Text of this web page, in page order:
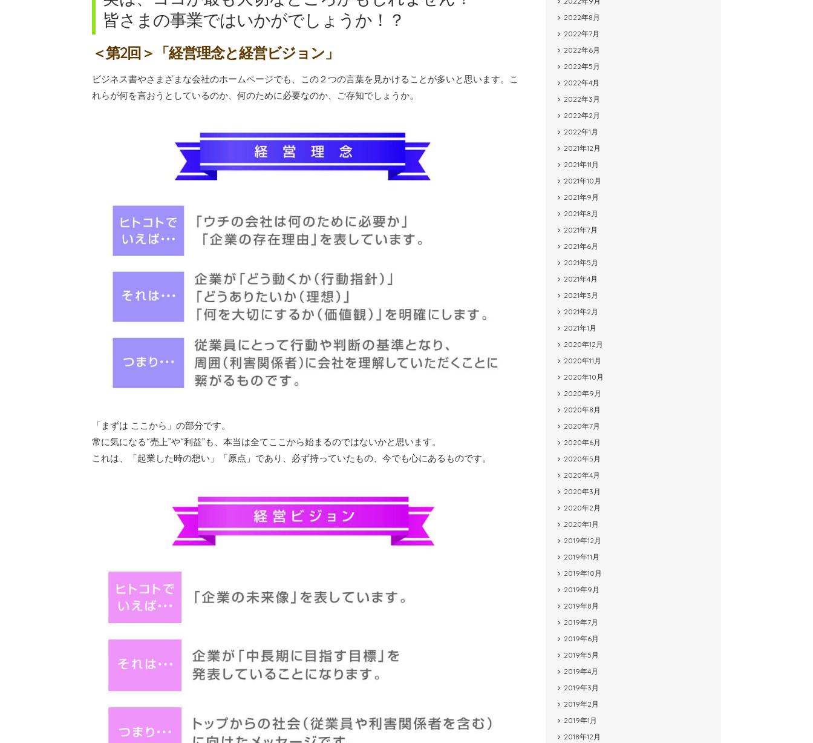
皆さまの事業ではいかがでしょうか！？
＜第2回＞「経営理念と経営ビジョン」
ビジネス書やさまざまな会社のホームページでも、この２つの言葉を見かけることが多いと思います。こ
れらが何を言おうとしているのか、何のために必要なのか、ご存知でしょうか。
「まずは ここから」の部分です。
常に気になる“売上”や“利益”も、本当は全てここから始まるのではないかと思います。
これは、「起業した時の想い」「原点」であり、必ず持っていたもの、今でも心にあるものです。
2022年8月
2022年7月
2022年6月
2022年5月
2022年4月
2022年3月
2022年2月
2022年1月
2021年12月
2021年11月
2021年10月
2021年9月
2021年8月
2021年7月
2021年6月
2021年5月
2021年4月
2021年3月
2021年2月
2021年1月
2020年12月
2020年11月
2020年10月
2020年9月
2020年8月
2020年7月
2020年6月
2020年5月
2020年4月
2020年3月
2020年2月
2020年1月
2019年12月
2019年11月
2019年10月
2019年9月
2019年8月
2019年7月
2019年6月
2019年5月
2019年4月
2019年3月
2019年2月
2019年1月
2018年12月